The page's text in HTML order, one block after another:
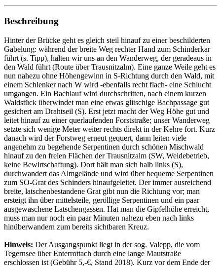
Beschreibung
Hinter der Brücke geht es gleich steil hinauf zu einer beschilderten
Gabelung: während der breite Weg rechter Hand zum Schinderkar
führt (s. Tipp), halten wir uns an den Wanderweg, der geradeaus in
den Wald führt (Route über Trausnitzalm). Eine ganze Weile geht es
nun nahezu ohne Höhengewinn in S-Richtung durch den Wald, mit
einem Schlenker nach W wird -ebenfalls recht flach- eine Schlucht
umgangen. Ein Bachlauf wird durchschritten, nach einem kurzen
Waldstück überwindet man eine etwas glitschige Bachpassage gut
gesichert am Drahtseil (S). Erst jetzt macht der Weg Höhe gut und
leitet hinauf zu einer querlaufenden Forststraße; unser Wanderweg
setzte sich wenige Meter weiter rechts direkt in der Kehre fort. Kurz
danach wird der Forstweg erneut gequert, dann leiten viele
angenehm zu begehende Serpentinen durch schönen Mischwald
hinauf zu den freien Flächen der Trausnitzalm (SW, Weidebetrieb,
keine Bewirtschaftung). Dort hält man sich halb links (S),
durchwandert das Almgelände und wird über bequeme Serpentinen
zum SO-Grat des Schinders hinaufgeleitet. Der immer ausreichend
breite, latschenbestandene Grat gibt nun die Richtung vor; man
ersteigt ihn über mittelsteile, geröllige Serpentinen und ein paar
ausgewaschene Latschengassen. Hat man die Gipfelhöhe erreicht,
muss man nur noch ein paar Minuten nahezu eben nach links
hinüberwandern zum bereits sichtbaren Kreuz.
Hinweis: Der Ausgangspunkt liegt in der sog. Valepp, die vom
Tegernsee über Enterrottach durch eine lange Mautstraße
erschlossen ist (Gebühr 5,-€, Stand 2018). Kurz vor dem Ende der